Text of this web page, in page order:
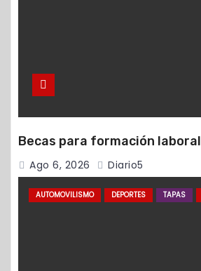
Becas para formación laboral
Ago 6, 2026 Diario5
AUTOMOVILISMO DEPORTES TAPAS